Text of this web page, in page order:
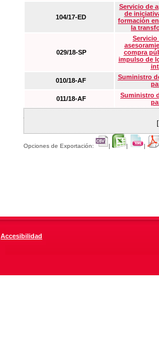
104/17-ED
Servicio de
de
formación
la
029/18-SP
Servicio
compra
impulso de
010/18-AF
Suministro
011/18-AF
Suministro
Opciones de Exportación: | | |
Accesibilidad